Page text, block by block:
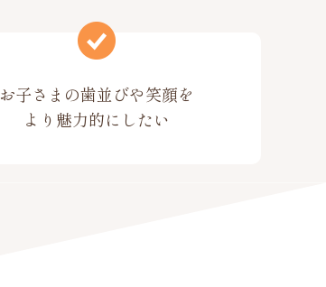
お子さまの歯並びや笑顔を
より魅力的にしたい